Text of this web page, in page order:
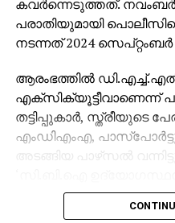
കവര്‍ന്നെടുത്തത്.
പരാതിയുമായി
നടന്നത് 2024
ആരംഭത്തില്‍
എക്‌സിക്യൂട്ടീവാണെന്ന്
തട്ടിപ്പുകാര്‍,
എംഡിഎംഎ,
അടങ്ങിയ പാഴ്‌സല്‍
മറ്റൊരാള്‍
ഭീഷണിക്കിടെ